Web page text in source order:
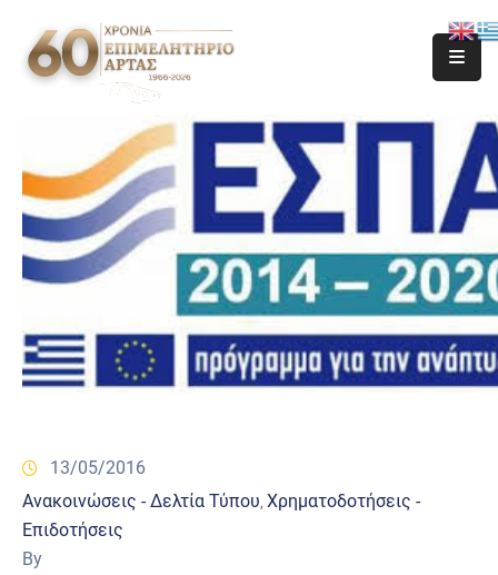
13/05/2016
Ανακοινώσεις - Δελτία Τύπου‚ Χρηματοδοτήσεις -
Επιδοτήσεις
By